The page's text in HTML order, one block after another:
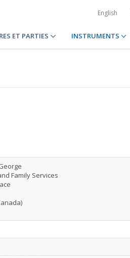
English
ET PARTIES INSTRUMENTS
Family Services